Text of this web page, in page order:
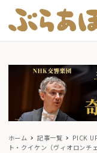
ホーム 記事一覧 PICK
ト・クイケン（ヴィオロンチ